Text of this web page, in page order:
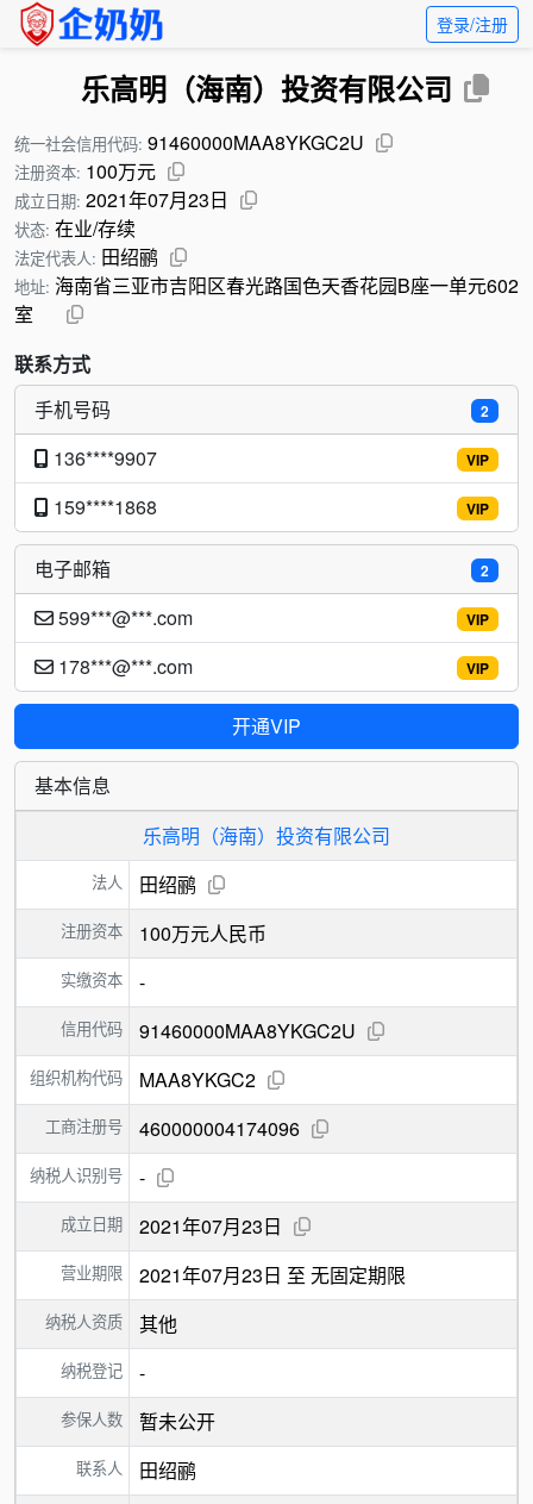
登录/注册
乐高明（海南）投资有限公司
统一社会信用代码: 91460000MAA8YKGC2U
注册资本: 100万元
成立日期: 2021年07月23日
状态: 在业/存续
法定代表人: 田绍鹂
地址: 海南省三亚市吉阳区春光路国色天香花园B座一单元602
室
联系方式
2
手机号码
VIP
136****9907
VIP
159****1868
2
电子邮箱
VIP
599***@***.com
VIP
178***@***.com
开通VIP
基本信息
乐高明（海南）投资有限公司
法人 田绍鹂
注册资本 100万元人民币
实缴资本 -
信用代码 91460000MAA8YKGC2U
组织机构代码 MAA8YKGC2
工商注册号 460000004174096
纳税人识别号 -
成立日期 2021年07月23日
营业期限 2021年07月23日 至 无固定期限
纳税人资质 其他
纳税登记 -
参保人数 暂未公开
联系人 田绍鹂